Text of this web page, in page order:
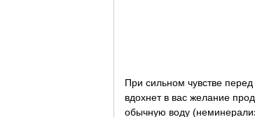
При сильном чувстве
вдохнет в вас желание
обычную воду